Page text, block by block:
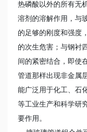
热磷酸以外的所有无
溶剂的溶解作用，与
的足够的刚度和强度
的次生危害；与钢衬
间的紧密结合，即使
管道那样出现非金属
能广泛用于化工、石
等工业生产和科学研
要作用。